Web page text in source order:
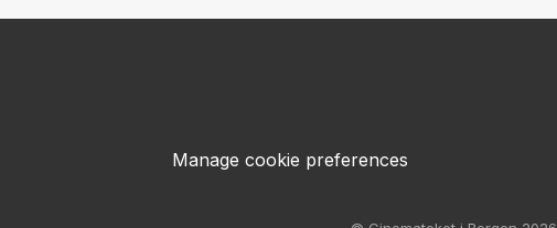
Manage cookie preferences